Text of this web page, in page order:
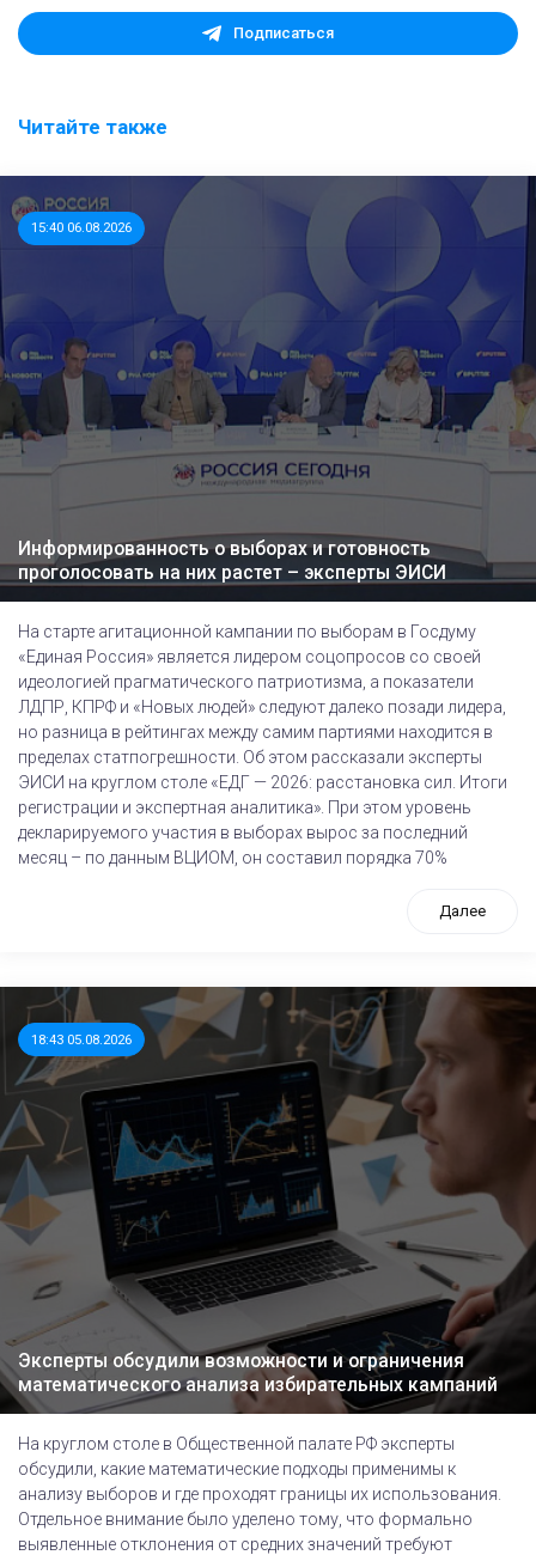
Подписаться
Читайте также
15:40 06.08.2026
Информированность о выборах и готовность
проголосовать на них растет – эксперты ЭИСИ
На старте агитационной кампании по выборам в Госдуму
«Единая Россия» является лидером соцопросов со своей
идеологией прагматического патриотизма, а показатели
ЛДПР, КПРФ и «Новых людей» следуют далеко позади лидера,
но разница в рейтингах между самим партиями находится в
пределах статпогрешности. Об этом рассказали эксперты
ЭИСИ на круглом столе «ЕДГ — 2026: расстановка сил. Итоги
регистрации и экспертная аналитика». При этом уровень
декларируемого участия в выборах вырос за последний
месяц – по данным ВЦИОМ, он составил порядка 70%
Далее
18:43 05.08.2026
Эксперты обсудили возможности и ограничения
математического анализа избирательных кампаний
На круглом столе в Общественной палате РФ эксперты
обсудили, какие математические подходы применимы к
анализу выборов и где проходят границы их использования.
Отдельное внимание было уделено тому, что формально
выявленные отклонения от средних значений требуют